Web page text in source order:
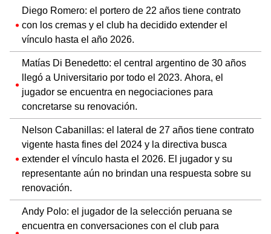
Diego Romero: el portero de 22 años tiene contrato
con los cremas y el club ha decidido extender el
vínculo hasta el año 2026.
Matías Di Benedetto: el central argentino de 30 años
llegó a Universitario por todo el 2023. Ahora, el
jugador se encuentra en negociaciones para
concretarse su renovación.
Nelson Cabanillas: el lateral de 27 años tiene contrato
vigente hasta fines del 2024 y la directiva busca
extender el vínculo hasta el 2026. El jugador y su
representante aún no brindan una respuesta sobre su
renovación.
Andy Polo: el jugador de la selección peruana se
encuentra en conversaciones con el club para